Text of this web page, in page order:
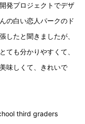
発プロジェクトでデザ
の白い恋人パークのド
したと聞きましたが、
ても分かりやすくて、
味しくて、きれいで
third graders